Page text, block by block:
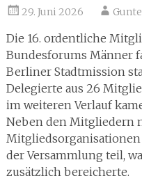
29. Juni 2026
Die 16. ordentliche
Bundesforums Männer
Berliner Stadtmission
Delegierte aus 26
im weiteren Verlauf
Neben den Mitgliedern
der Versammlung teil,
zusätzlich bereicherte.